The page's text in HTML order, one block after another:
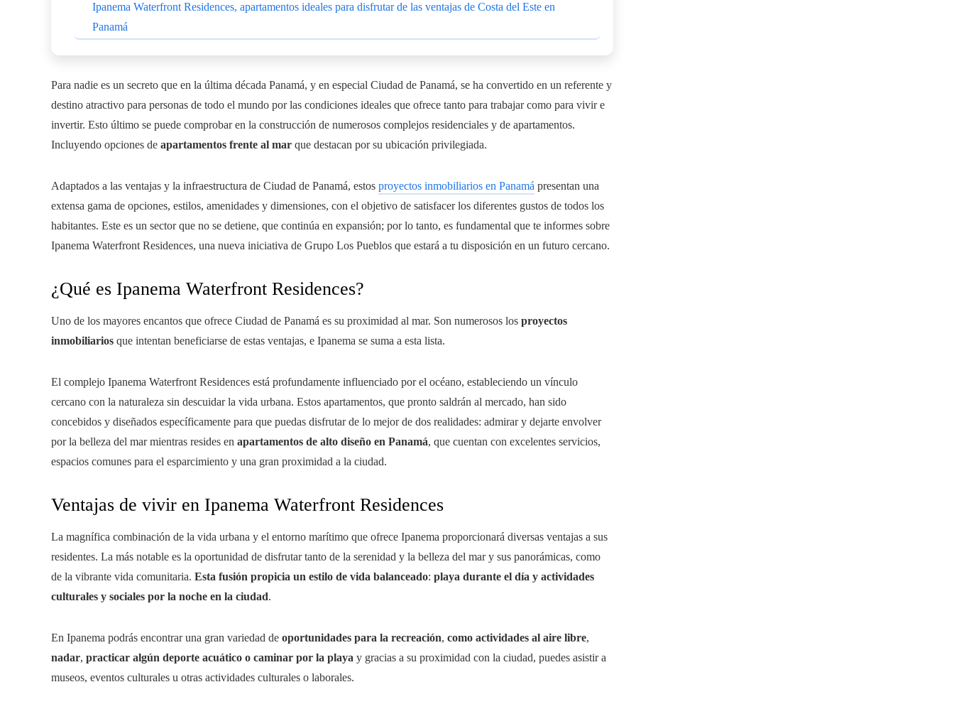
Ipanema Waterfront Residences, apartamentos ideales para disfrutar de las ventajas de Costa del Este en
Panamá
Para nadie es un secreto que en la última década Panamá, y en especial Ciudad de Panamá, se ha convertido en un referente y
destino atractivo para personas de todo el mundo por las condiciones ideales que ofrece tanto para trabajar como para vivir e
invertir. Esto último se puede comprobar en la construcción de numerosos complejos residenciales y de apartamentos.
Incluyendo opciones de apartamentos frente al mar que destacan por su ubicación privilegiada.
Adaptados a las ventajas y la infraestructura de Ciudad de Panamá, estos proyectos inmobiliarios en Panamá presentan una
extensa gama de opciones, estilos, amenidades y dimensiones, con el objetivo de satisfacer los diferentes gustos de todos los
habitantes. Este es un sector que no se detiene, que continúa en expansión; por lo tanto, es fundamental que te informes sobre
Ipanema Waterfront Residences, una nueva iniciativa de Grupo Los Pueblos que estará a tu disposición en un futuro cercano.
¿Qué es Ipanema Waterfront Residences?
Uno de los mayores encantos que ofrece Ciudad de Panamá es su proximidad al mar. Son numerosos los proyectos
inmobiliarios que intentan beneficiarse de estas ventajas, e Ipanema se suma a esta lista.
El complejo Ipanema Waterfront Residences está profundamente influenciado por el océano, estableciendo un vínculo
cercano con la naturaleza sin descuidar la vida urbana. Estos apartamentos, que pronto saldrán al mercado, han sido
concebidos y diseñados específicamente para que puedas disfrutar de lo mejor de dos realidades: admirar y dejarte envolver
por la belleza del mar mientras resides en apartamentos de alto diseño en Panamá, que cuentan con excelentes servicios,
espacios comunes para el esparcimiento y una gran proximidad a la ciudad.
Ventajas de vivir en Ipanema Waterfront Residences
La magnífica combinación de la vida urbana y el entorno marítimo que ofrece Ipanema proporcionará diversas ventajas a sus
residentes. La más notable es la oportunidad de disfrutar tanto de la serenidad y la belleza del mar y sus panorámicas, como
de la vibrante vida comunitaria. Esta fusión propicia un estilo de vida balanceado: playa durante el día y actividades
culturales y sociales por la noche en la ciudad.
En Ipanema podrás encontrar una gran variedad de oportunidades para la recreación, como actividades al aire libre,
nadar, practicar algún deporte acuático o caminar por la playa y gracias a su proximidad con la ciudad, puedes asistir a
museos, eventos culturales u otras actividades culturales o laborales.